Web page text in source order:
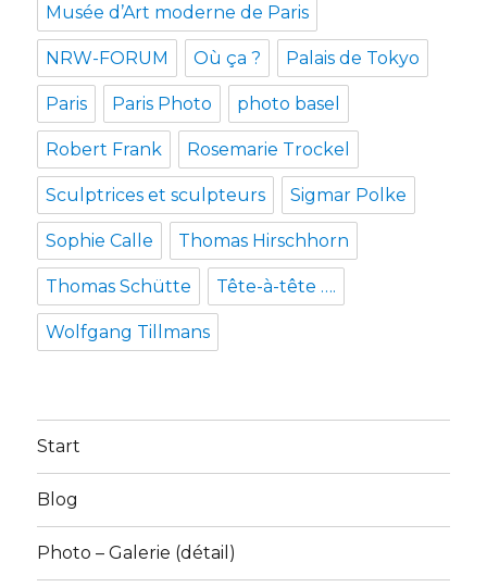
Musée d’Art moderne de Paris
NRW-FORUM Où ça ? Palais de Tokyo
Paris Paris Photo photo basel
Robert Frank Rosemarie Trockel
Sculptrices et sculpteurs Sigmar Polke
Sophie Calle Thomas Hirschhorn
Thomas Schütte Tête-à-tête ….
Wolfgang Tillmans
Start
Blog
Photo – Galerie (détail)